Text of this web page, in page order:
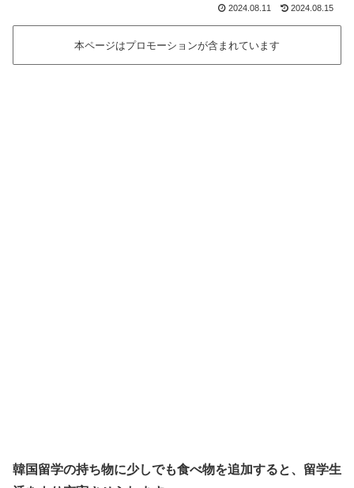
2024.08.11 2024.08.15
本ページはプロモーションが含まれています
韓国留学の持ち物に少しでも食べ物を追加すると、留学生